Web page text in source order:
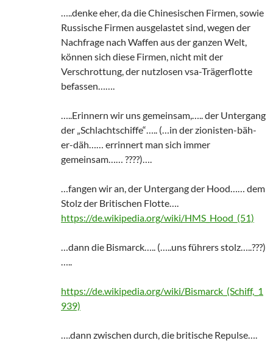
…..denke eher, da die Chinesischen Firmen, sowie
Russische Firmen ausgelastet sind, wegen der
Nachfrage nach Waffen aus der ganzen Welt,
können sich diese Firmen, nicht mit der
Verschrottung, der nutzlosen vsa-Trägerflotte
befassen…….
…..Erinnern wir uns gemeinsam,….. der Untergang
der „Schlachtschiffe“….. (…in der zionisten-bäh-
er-däh…… errinnert man sich immer
gemeinsam…… ????)….
…fangen wir an, der Untergang der Hood…… dem
Stolz der Britischen Flotte….
https://de.wikipedia.org/wiki/HMS_Hood_(51)
…dann die Bismarck….. (…..uns führers stolz…..???)
…..
https://de.wikipedia.org/wiki/Bismarck_(Schiff,_1
939)
….dann zwischen durch, die britische Repulse….